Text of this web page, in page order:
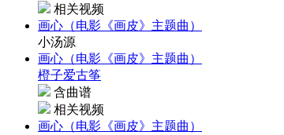
相关视频
画心（电影《画皮》主题曲）
小汤源
画心（电影《画皮》主题曲）
橙子爱古筝
含曲谱
相关视频
画心（电影《画皮》主题曲）